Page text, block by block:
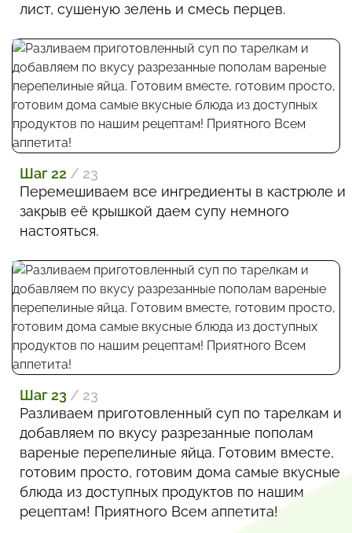
лист, сушеную зелень и смесь перцев.
Шаг 22 / 23
Перемешиваем все ингредиенты в кастрюле и
закрыв её крышкой даем супу немного
настояться.
Шаг 23 / 23
Разливаем приготовленный суп по тарелкам и
добавляем по вкусу разрезанные пополам
вареные перепелиные яйца. Готовим вместе,
готовим просто, готовим дома самые вкусные
блюда из доступных продуктов по нашим
рецептам! Приятного Всем аппетита!